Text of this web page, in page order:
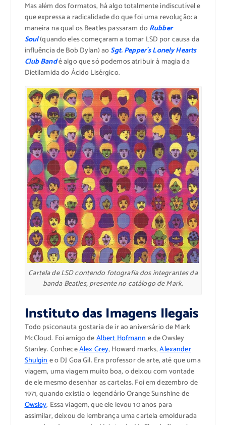
Mas além dos formatos, há algo totalmente indiscutível e
que expressa a radicalidade do que foi uma revolução: a
maneira na qual os Beatles passaram doRubber
Soul(quando eles começaram a tomar LSD por causa da
influência de Bob Dylan) aoSgt. Pepper´s Lonely Hearts
Club Bandé algo que só podemos atribuir à magia da
Dietilamida do Ácido Lisérgico.
Cartela de LSD contendo fotografia dos integrantes da
banda Beatles, presente no catálogo de Mark.
Instituto das Imagens Ilegais
Todo psiconauta gostaria de ir ao aniversário de Mark
McCloud. Foi amigo deAlbert Hofmanne de Owsley
Stanley. ConheceAlex Grey, Howard marks,Alexander
Shulgine o DJ Goa Gil. Era professor de arte, até que uma
viagem, uma viagem muito boa, o deixou com vontade
de ele mesmo desenhar as cartelas. Foi em dezembro de
1971, quando existia o legendário Orange Sunshine de
Owsley. Essa viagem, que ele levou 10 anos para
assimilar, deixou de lembrança uma cartela emoldurada